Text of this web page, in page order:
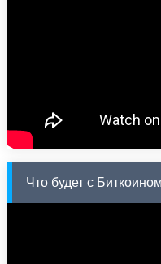
Что будет с